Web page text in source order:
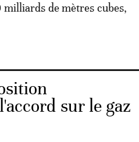
milliards de mètres cubes,
sur le gaz